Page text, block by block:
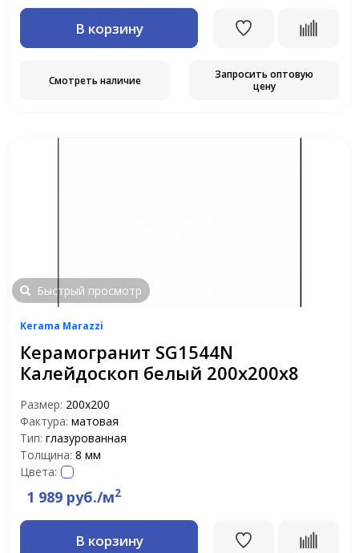
В корзину
Смотреть наличие
Запросить оптовую
цену
Быстрый просмотр
Kerama Marazzi
Керамогранит SG1544N
Калейдоскоп белый 200х200х8
Размер: 200x200
Фактура: матовая
Тип: глазурованная
Толщина: 8 мм
Цвета:
1 989 руб./м2
В корзину